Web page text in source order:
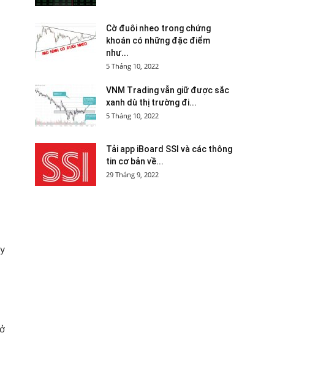
Cờ đuôi nheo trong chứng
khoán có những đặc điểm
như...
5 Tháng 10, 2022
VNM Trading vẫn giữ được sắc
xanh dù thị trường đi...
5 Tháng 10, 2022
Tải app iBoard SSI và các thông
tin cơ bản về...
29 Tháng 9, 2022